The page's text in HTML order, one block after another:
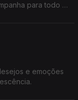
para todo o
e emoções